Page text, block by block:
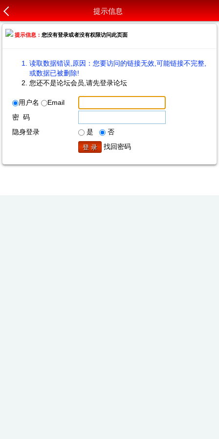
提示信息
提示信息：您没有登录或者没有权限访问此页面
读取数据错误,原因：您要访问的链接无效,可能链接不完整,
或数据已被删除!
您还不是论坛会员,请先登录论坛
用户名
Email
密 码
隐身登录
是
否
找回密码